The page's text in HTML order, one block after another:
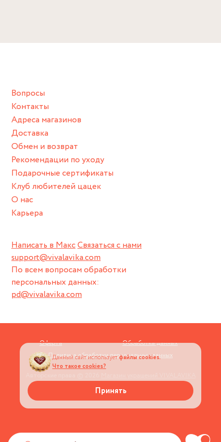
Снимайте ваше украшение перед купанием (и в море, и в
спортивный инвентарь).
Храните изделие в сухом месте.
Для надежного хранения мы доставляем все изделия в
нашей фирменной коробке или упаковке бренда.
Пожалуйста, используйте эту упаковку для хранения,
пока не носите украшение на себе.
Написать в МаксСвязаться с нами
support@vivalavika.com
По всем вопросам обработки
персональных данных:
pd@vivalavika.com
Вопросы
Контакты
Адреса магазинов
Доставка
Обмен и возврат
Рекомендации по уходу
Подарочные сертификаты
Клуб любителей цацек
О нас
Карьера
Оферта
Обработка данных
Политика обработки персональных данных
Данный сайт используетфайлы cookies.
Что такое cookies?
Принять